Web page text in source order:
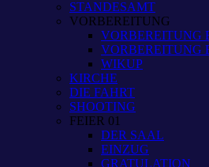
STANDESAMT
VORBEREITUNG
VORBEREITUNG
VORBEREITUNG
WIKUP
KIRCHE
DIE FAHRT
SHOOTING
FEIER 01
DER SAAL
EINZUG
GRATULATION